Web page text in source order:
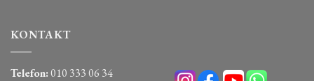
KONTAKT
Telefon:010 333 06 34